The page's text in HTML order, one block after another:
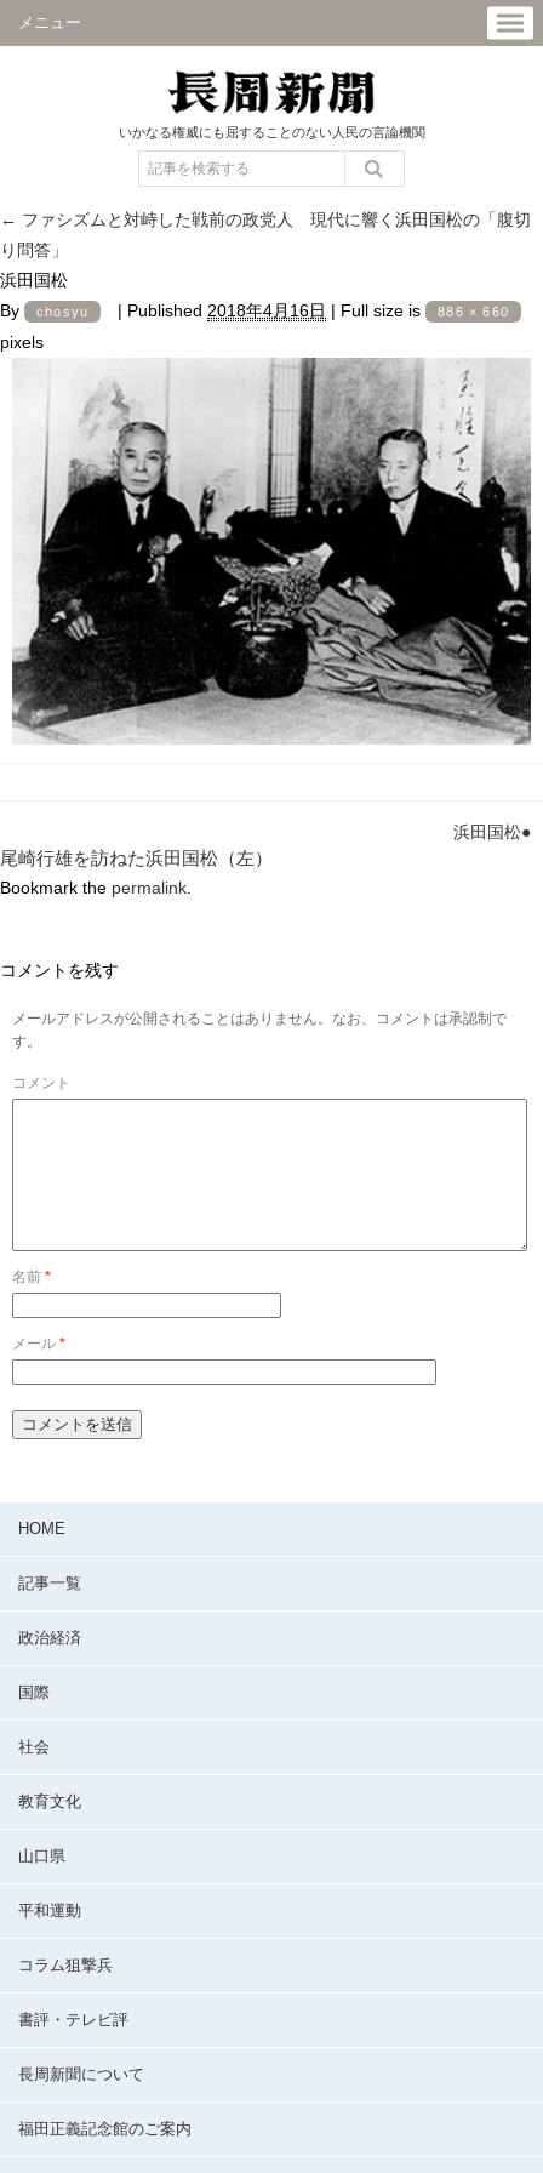
メニュー
いかなる権威にも屈することのない人民の言論機関
← ファシズムと対峙した戦前の政党人 現代に響く浜田国松の「腹切
り問答」
浜田国松
By
chosyu | Published 2018年4月16日 | Full size is 886 × 660
pixels
浜田国松●
尾崎行雄を訪ねた浜田国松（左）
Bookmark the permalink
コメントを残す
メールアドレスが公開されることはありません。なお、コメントは承認制で
す。
コメント
名前 *
メール *
HOME
記事一覧
政治経済
国際
社会
教育文化
山口県
平和運動
コラム狙撃兵
書評・テレビ評
長周新聞について
福田正義記念館のご案内